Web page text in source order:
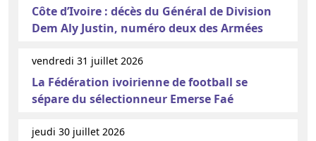
Côte d’Ivoire : décès du Général de Division
Dem Aly Justin, numéro deux des Armées
vendredi 31 juillet 2026
La Fédération ivoirienne de football se
sépare du sélectionneur Emerse Faé
jeudi 30 juillet 2026